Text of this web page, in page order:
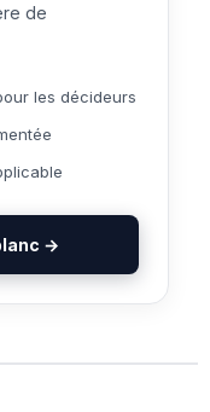
de
les décideurs
→